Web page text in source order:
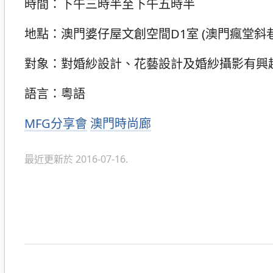
時間：下午三時半至下午五時半
地點：澳門婆仔屋文創空間D1室 (澳門瘋堂斜
對象：對婚紗設計、花藝設計及婚紗攝影有興
語言：粵語
分
MFG分享會 澳門時尚廊
最近更新於 2016-07-16.